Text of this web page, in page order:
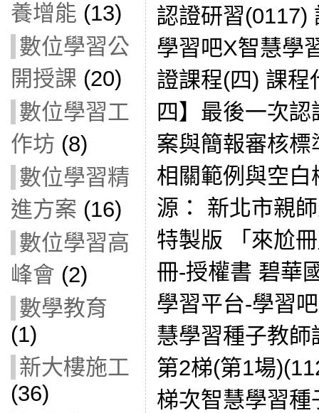
養增能 (13)
數位學習公
開授課 (20)
數位學習工
作坊 (8)
數位學習精
進方案 (16)
數位學習高
峰會 (2)
數學教育
(1)
新大樓施工
(36)
認證研習(0117)
學習吧X智慧學
證課程(四) 課程
四】最後一次
案與簡報審核
相關範例與空
源： 新北市親
特製版 「來尬
冊-授權書 碧華
學習平台-學習
慧學習種子教
第2梯(第1場
梯次智慧學習